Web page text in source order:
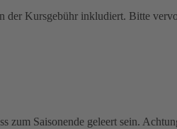
Kursgebühr inkludiert. Bitte
zum Saisonende geleert sein.